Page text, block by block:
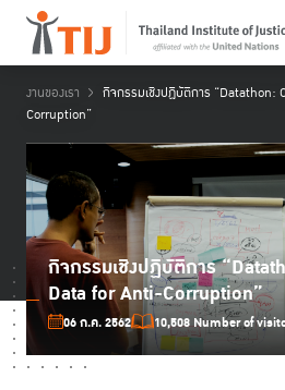
งานของเรา
กิจกรรมเชิงปฏิบัติการ
Corruption”
กิจกรรมเชิงปฏิบัติการ
Data for Anti-Corruption”
06 ก.ค. 2562 10,508 Number of